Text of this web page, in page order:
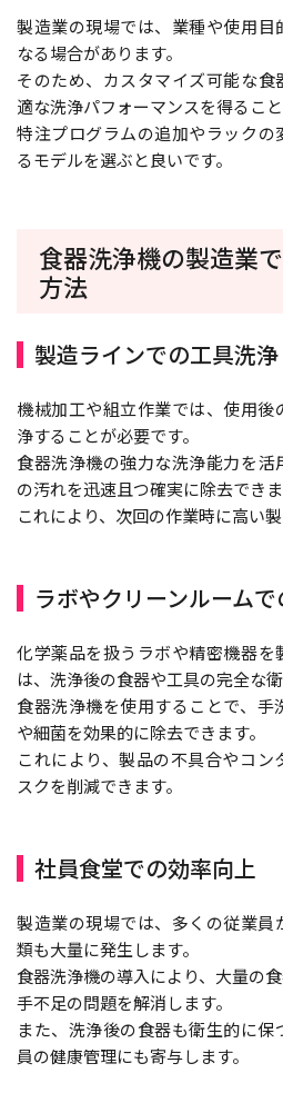
製造業の現場では、業種や使用目
なる場合があります。
そのため、カスタマイズ可能な
適な洗浄パフォーマンスを得ること
特注プログラムの追加やラックの
るモデルを選ぶと良いです。
食器洗浄機の製造業
方法
製造ラインでの工具洗浄
機械加工や組立作業では、使用後
浄することが必要です。
食器洗浄機の強力な洗浄能力を
の汚れを迅速且つ確実に除去できま
これにより、次回の作業時に高い
ラボやクリーンルームで
化学薬品を扱うラボや精密機器を
は、洗浄後の食器や工具の完全な
食器洗浄機を使用することで、
や細菌を効果的に除去できます。
これにより、製品の不具合やコン
スクを削減できます。
社員食堂での効率向上
製造業の現場では、多くの従業
類も大量に発生します。
食器洗浄機の導入により、大量の
手不足の問題を解消します。
また、洗浄後の食器も衛生的に
員の健康管理にも寄与します。